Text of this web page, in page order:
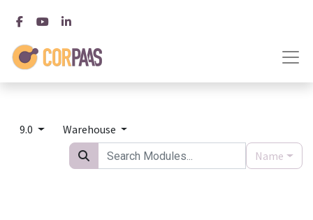
9.0
Warehouse
Name